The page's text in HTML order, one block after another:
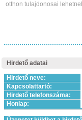
otthon tulajdonosai
Hirdető adatai
Hirdető neve:
Kapcsolattartó:
Hirdető telefonszáma:
Honlap: